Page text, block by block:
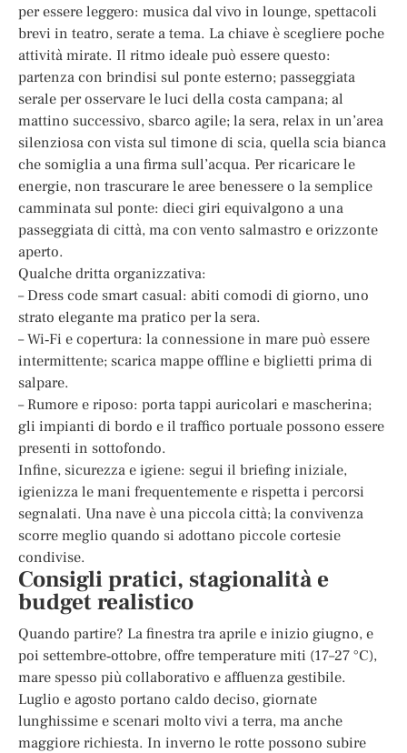
per essere leggero: musica dal vivo in lounge, spettacoli
brevi in teatro, serate a tema. La chiave è scegliere poche
attività mirate. Il ritmo ideale può essere questo:
partenza con brindisi sul ponte esterno; passeggiata
serale per osservare le luci della costa campana; al
mattino successivo, sbarco agile; la sera, relax in un’area
silenziosa con vista sul timone di scia, quella scia bianca
che somiglia a una firma sull’acqua. Per ricaricare le
energie, non trascurare le aree benessere o la semplice
camminata sul ponte: dieci giri equivalgono a una
passeggiata di città, ma con vento salmastro e orizzonte
aperto.
Qualche dritta organizzativa:
– Dress code smart casual: abiti comodi di giorno, uno
strato elegante ma pratico per la sera.
– Wi‑Fi e copertura: la connessione in mare può essere
intermittente; scarica mappe offline e biglietti prima di
salpare.
– Rumore e riposo: porta tappi auricolari e mascherina;
gli impianti di bordo e il traffico portuale possono essere
presenti in sottofondo.
Infine, sicurezza e igiene: segui il briefing iniziale,
igienizza le mani frequentemente e rispetta i percorsi
segnalati. Una nave è una piccola città; la convivenza
scorre meglio quando si adottano piccole cortesie
condivise.
Consigli pratici, stagionalità e
budget realistico
Quando partire? La finestra tra aprile e inizio giugno, e
poi settembre‑ottobre, offre temperature miti (17–27 °C),
mare spesso più collaborativo e affluenza gestibile.
Luglio e agosto portano caldo deciso, giornate
lunghissime e scenari molto vivi a terra, ma anche
maggiore richiesta. In inverno le rotte possono subire